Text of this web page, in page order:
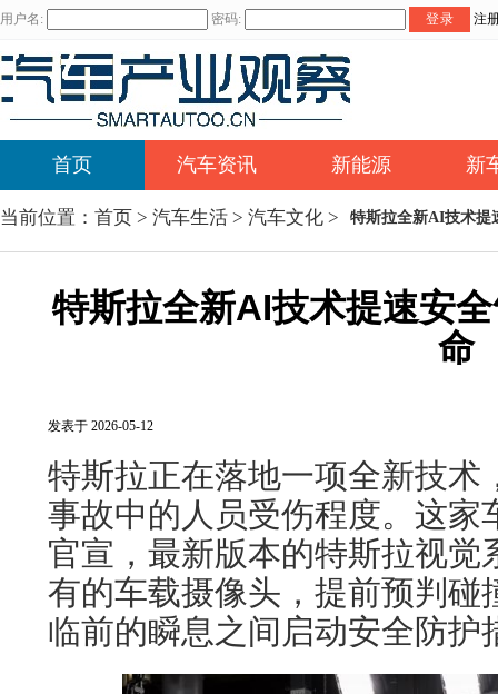
用户名: 密码: 登录 注
首页 汽车资讯 新能源 新
当前位置： 首页 > 汽车生活 > 汽车文化 > 特斯拉全新AI技术提
特斯拉全新AI技术提速安
命
发表于 2026-05-12
特斯拉正在落地一项全新技术
事故中的人员受伤程度。这家
官宣，最新版本的特斯拉视觉
有的车载摄像头，提前预判碰
临前的瞬息之间启动安全防护